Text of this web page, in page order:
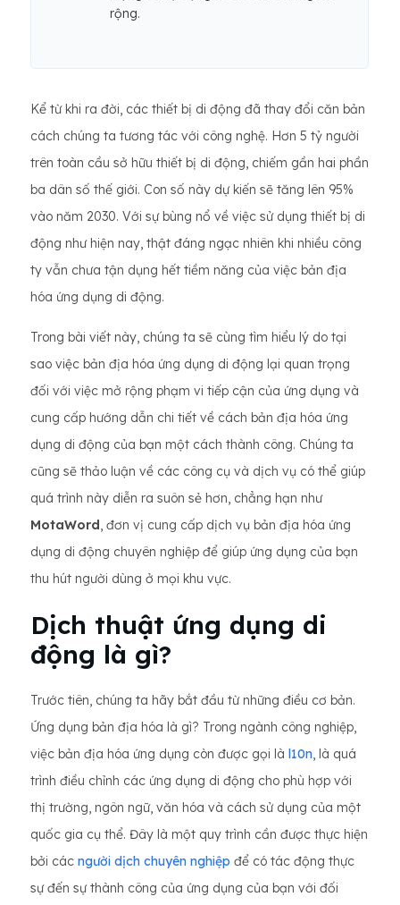
rộng.
Kể từ khi ra đời, các thiết bị di động đã thay đổi căn bản
cách chúng ta tương tác với công nghệ. Hơn 5 tỷ người
trên toàn cầu sở hữu thiết bị di động, chiếm gần hai phần
ba dân số thế giới. Con số này dự kiến ​​sẽ tăng lên 95%
vào năm 2030. Với sự bùng nổ về việc sử dụng thiết bị di
động như hiện nay, thật đáng ngạc nhiên khi nhiều công
ty vẫn chưa tận dụng hết tiềm năng của việc bản địa
hóa ứng dụng di động.
Trong bài viết này, chúng ta sẽ cùng tìm hiểu lý do tại
sao việc bản địa hóa ứng dụng di động lại quan trọng
đối với việc mở rộng phạm vi tiếp cận của ứng dụng và
cung cấp hướng dẫn chi tiết về cách bản địa hóa ứng
dụng di động của bạn một cách thành công. Chúng ta
cũng sẽ thảo luận về các công cụ và dịch vụ có thể giúp
quá trình này diễn ra suôn sẻ hơn, chẳng hạn như
MotaWord, đơn vị cung cấp dịch vụ bản địa hóa ứng
dụng di động chuyên nghiệp để giúp ứng dụng của bạn
thu hút người dùng ở mọi khu vực.
Dịch thuật ứng dụng di
động là gì?
Trước tiên, chúng ta hãy bắt đầu từ những điều cơ bản.
Ứng dụng bản địa hóa là gì? Trong ngành công nghiệp,
việc bản địa hóa ứng dụng còn được gọi là l10n, là quá
trình điều chỉnh các ứng dụng di động cho phù hợp với
thị trường, ngôn ngữ, văn hóa và cách sử dụng của một
quốc gia cụ thể. Đây là một quy trình cần được thực hiện
bởi các người dịch chuyên nghiệp để có tác động thực
sự đến sự thành công của ứng dụng của bạn với đối